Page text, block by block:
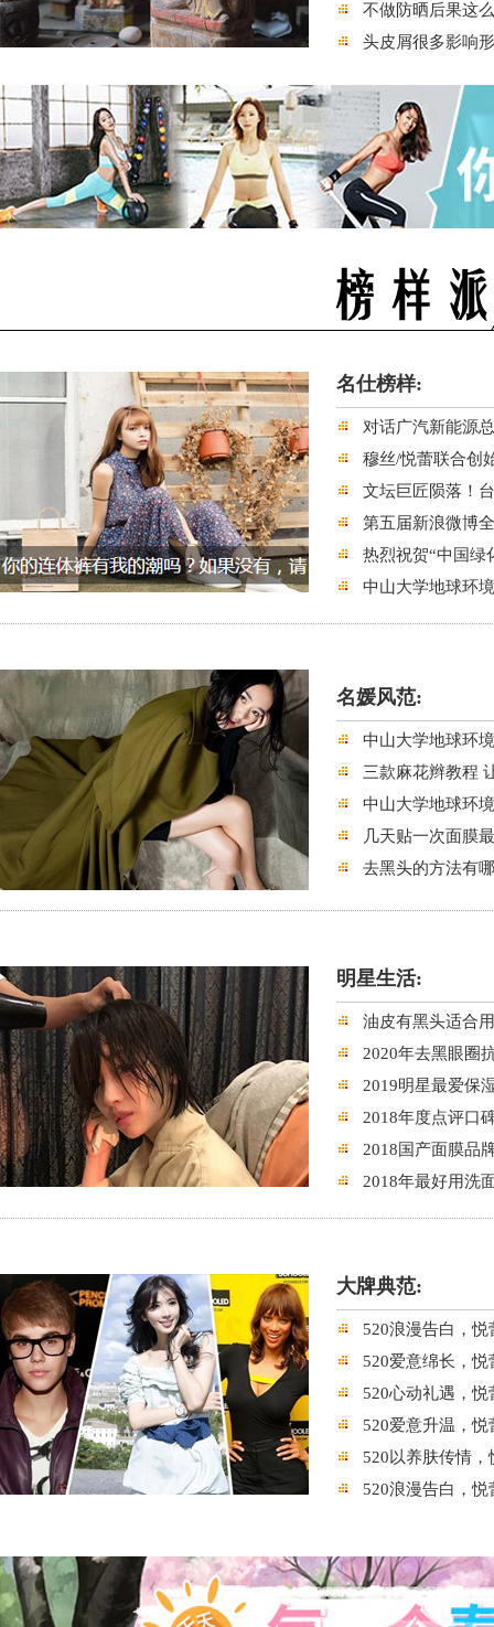
不做防晒后果这
头皮屑很多影响
名仕榜样:
对话广汽新能源
穆丝/悦蕾联合创
文坛巨匠陨落！
第五届新浪微博
热烈祝贺“中国绿
中山大学地球环
名媛风范:
中山大学地球环
三款麻花辫教程
中山大学地球环
几天贴一次面膜
去黑头的方法有
明星生活:
油皮有黑头适合
2020年去黑眼圈
2019明星最爱保
2018年度点评口
2018国产面膜品
2018年最好用洗
大牌典范:
520浪漫告白，
520爱意绵长，
520心动礼遇，
520爱意升温，
520以养肤传情
520浪漫告白，